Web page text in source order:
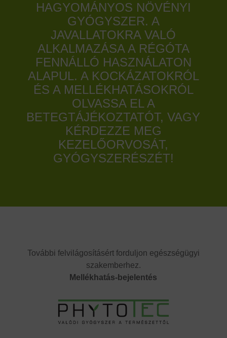
HAGYOMÁNYOS NÖVÉNYI
GYÓGYSZER. A
JAVALLATOKRA VALÓ
ALKALMAZÁSA A RÉGÓTA
FENNÁLLÓ HASZNÁLATON
ALAPUL. A KOCKÁZATOKRÓL
ÉS A MELLÉKHATÁSOKRÓL
OLVASSA EL A
BETEGTÁJÉKOZTATÓT, VAGY
KÉRDEZZE MEG
KEZELŐORVOSÁT,
GYÓGYSZERÉSZÉT!
További felvilágosításért forduljon egészségügyi
szakemberhez.
Mellékhatás-bejelentés